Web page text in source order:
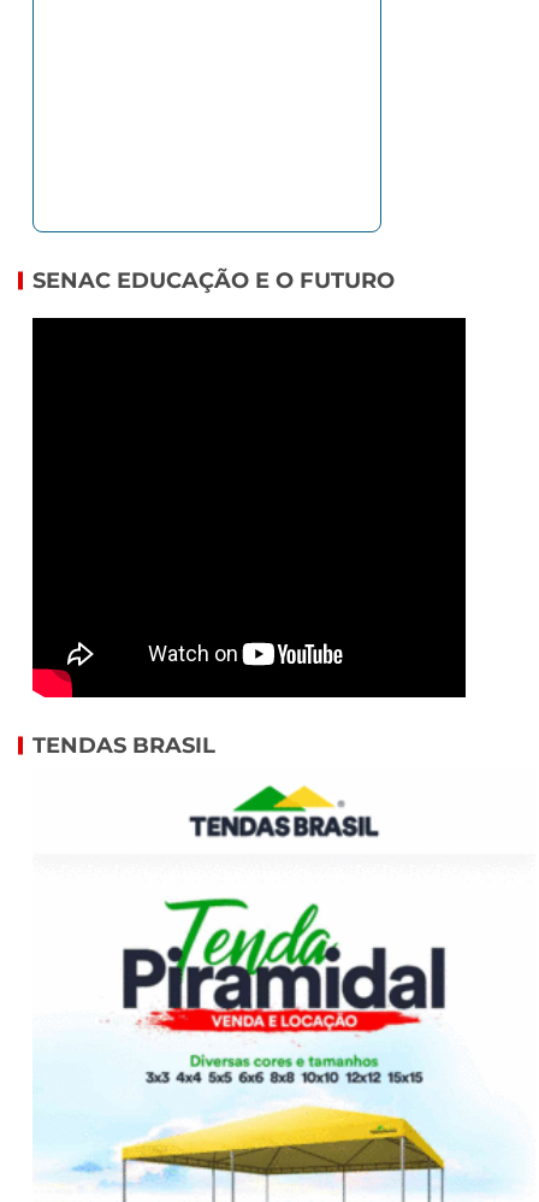
SENAC EDUCAÇÃO E O FUTURO
TENDAS BRASIL